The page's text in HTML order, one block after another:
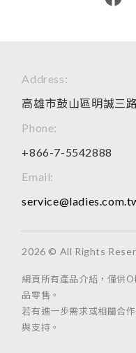
Address:
高雄市鼓山區明誠三
Phone:
+866-7-5542888
Email:
2026 © All Rights
網頁所有產品介紹，僅供
品零售。
若有進一步需求或相關合
與支持。